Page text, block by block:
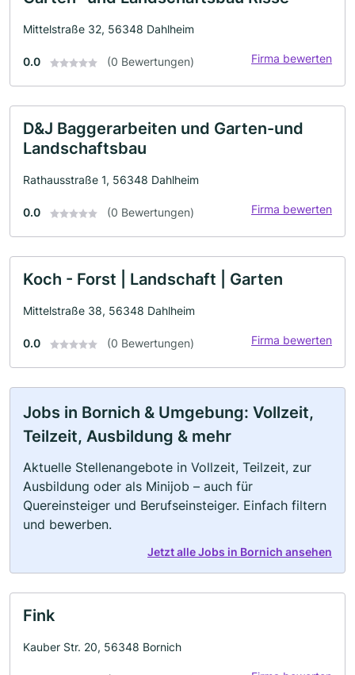
Mittelstraße 32, 56348 Dahlheim
0.0 (0 Bewertungen) Firma bewerten
D&J Baggerarbeiten und Garten-und
Landschaftsbau
Rathausstraße 1, 56348 Dahlheim
0.0 (0 Bewertungen) Firma bewerten
Koch - Forst | Landschaft | Garten
Mittelstraße 38, 56348 Dahlheim
0.0 (0 Bewertungen) Firma bewerten
Jobs in Bornich & Umgebung: Vollzeit,
Teilzeit, Ausbildung & mehr
Aktuelle Stellenangebote in Vollzeit, Teilzeit, zur
Ausbildung oder als Minijob – auch für
Quereinsteiger und Berufseinsteiger. Einfach filtern
und bewerben.
Jetzt alle Jobs in Bornich ansehen
Fink
Kauber Str. 20, 56348 Bornich